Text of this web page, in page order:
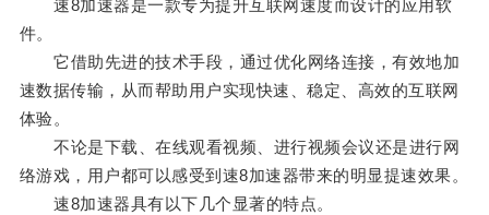
速8加速器是一款专为提升互联网速度而设计的应用软
件。
它借助先进的技术手段，通过优化网络连接，有效地加
速数据传输，从而帮助用户实现快速、稳定、高效的互联网
体验。
不论是下载、在线观看视频、进行视频会议还是进行网
络游戏，用户都可以感受到速8加速器带来的明显提速效果。
速8加速器具有以下几个显著的特点。